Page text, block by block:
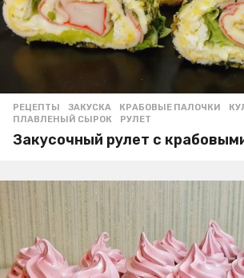
РЕЦЕПТЫ ЗАКУСКА ,КРАБОВЫЕ ПАЛОЧКИ ,
ПЛАВЛЕНЫЙ СЫРОК
,РУЛЕТ
Закусочный рулет с